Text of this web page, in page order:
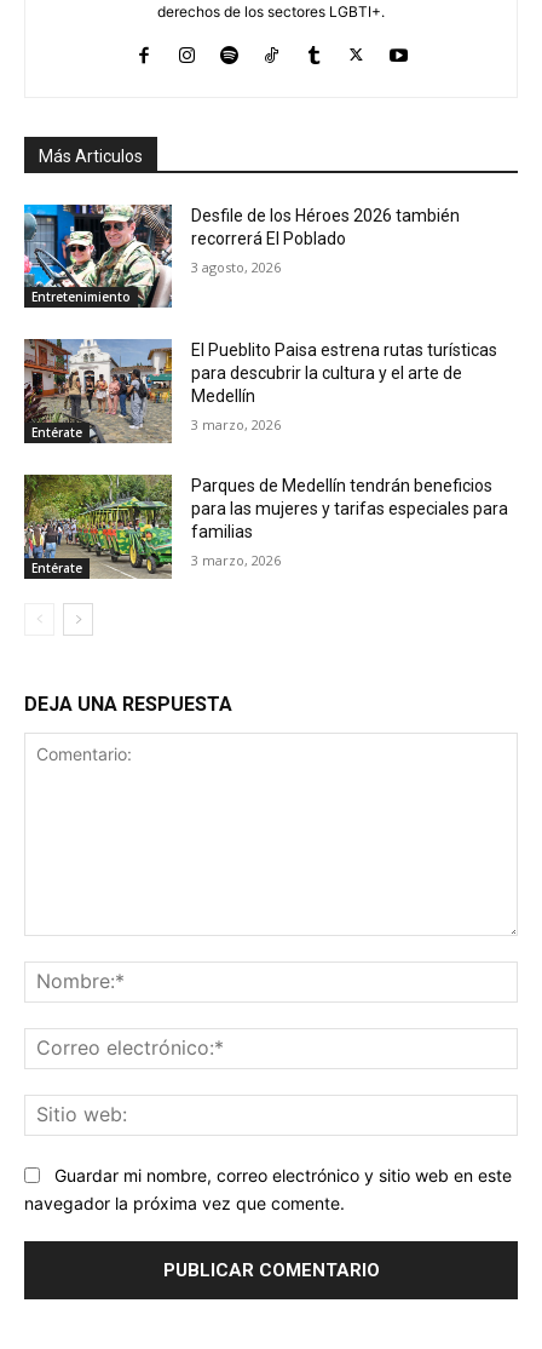
derechos de los sectores LGBTI+.
Más Articulos
Entretenimiento
Desfile de los Héroes 2026 también
recorrerá El Poblado
3 agosto, 2026
Entérate
El Pueblito Paisa estrena rutas turísticas
para descubrir la cultura y el arte de
Medellín
3 marzo, 2026
Entérate
Parques de Medellín tendrán beneficios
para las mujeres y tarifas especiales para
familias
3 marzo, 2026
DEJA UNA RESPUESTA
Guardar mi nombre, correo electrónico y sitio web en este
navegador la próxima vez que comente.